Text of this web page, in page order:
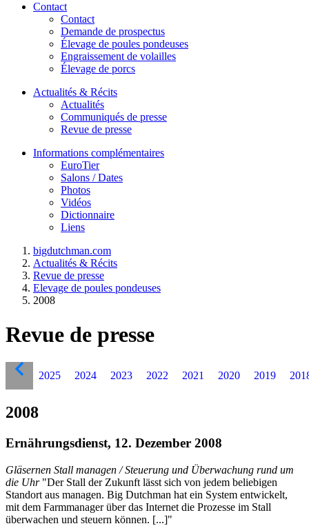
Contact
Contact
Demande de prospectus
Élevage de poules pondeuses
Engraissement de volailles
Élevage de porcs
Actualités & Récits
Actualités
Communiqués de presse
Revue de presse
Informations complémentaires
EuroTier
Salons / Dates
Photos
Vidéos
Dictionnaire
Liens
bigdutchman.com
Actualités & Récits
Revue de presse
Elevage de poules pondeuses
2008
Revue de presse
2025 2024 2023 2022 2021 2020 2019
2008
Ernährungsdienst, 12. Dezember 2008
Gläsernen Stall managen / Steuerung und Überwachung rund um
die Uhr"Der Stall der Zukunft lässt sich von jedem beliebigen
Standort aus managen. Big Dutchman hat ein System entwickelt,
mit dem Farmmanager über das Internet die Prozesse im Stall
überwachen und steuern können. [...]"